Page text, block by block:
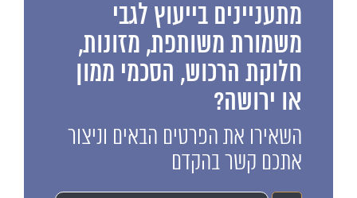
מתעניינים בייעוץ לגבי
משמורת משותפת, מזונות,
חלוקת הרכוש, הסכמי ממון
או ירושה?
השאירו את הפרטים הבאים וניצור
אתכם קשר בהקדם